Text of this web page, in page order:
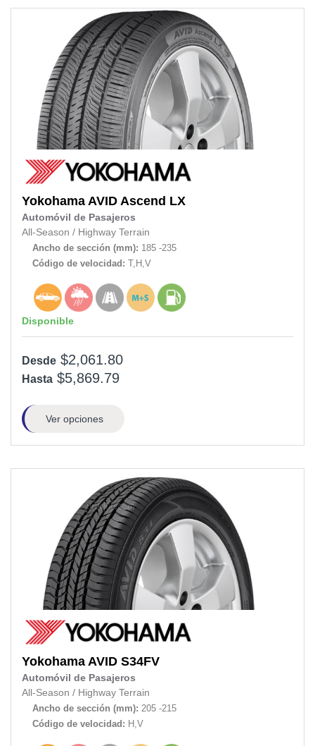
Yokohama AVID Ascend LX
Automóvil de Pasajeros
All-Season / Highway Terrain
Ancho de sección (mm): 185 -235
Código de velocidad: T,H,V
Disponible
Desde $2,061.80
Hasta $5,869.79
Ver opciones
Yokohama AVID S34FV
Automóvil de Pasajeros
All-Season / Highway Terrain
Ancho de sección (mm): 205 -215
Código de velocidad: H,V